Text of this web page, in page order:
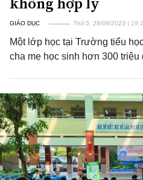
GIÁO DỤC Thứ 5, 28/09/2023 |
Một lớp học tại Trường tiểu
cha mẹ học sinh hơn 300